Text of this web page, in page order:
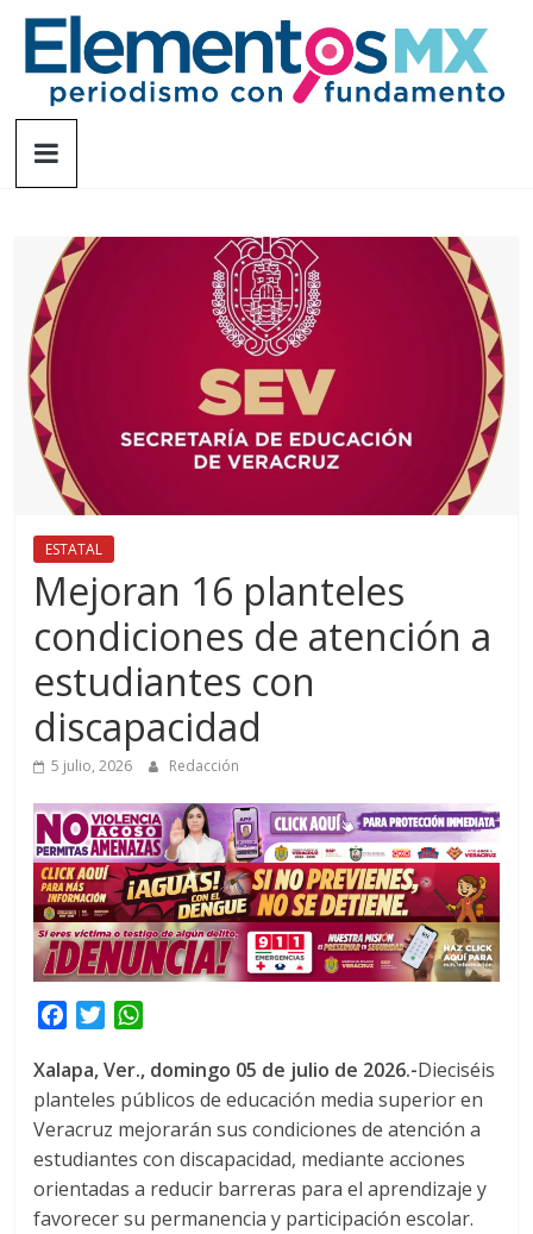
Saltar
contenido
Elementosmx
fundamento
ESTATAL
Mejoran 16 planteles
condiciones de atención a
estudiantes con
discapacidad
5 julio, 2026 Redacción
c
e
b
o
o
k
T
i
t
t
e
r
a
t
s
A
p
p
Xalapa, Ver., domingo 05 de julio de 2026.-Dieciséis
planteles públicos de educación media superior en
Veracruz mejorarán sus condiciones de atención a
estudiantes con discapacidad, mediante acciones
orientadas a reducir barreras para el aprendizaje y
favorecer su permanencia y participación escolar.